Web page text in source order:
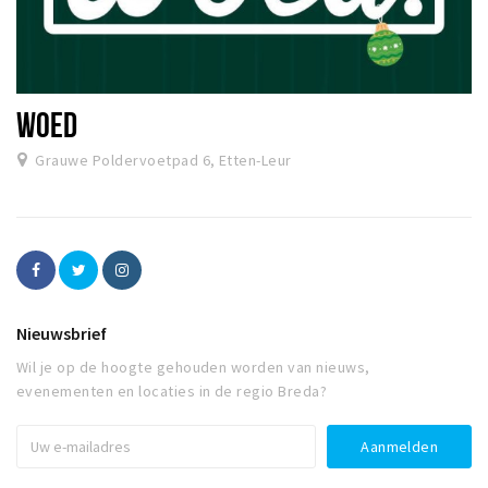
WOED
Grauwe Poldervoetpad 6, Etten-Leur
Nieuwsbrief
Wil je op de hoogte gehouden worden van nieuws,
evenementen en locaties in de regio Breda?